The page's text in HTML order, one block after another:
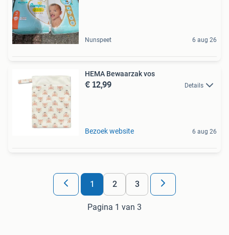
Nunspeet 6 aug 26
HEMA Bewaarzak vos
€ 12,99 Details
Bezoek website 6 aug 26
1 2 3
Pagina 1 van 3